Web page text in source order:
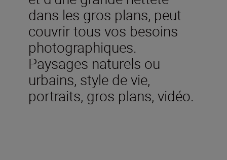
dans les gros plans, peut
couvrir tous vos besoins
photographiques.
Paysages naturels ou
urbains, style de vie,
portraits, gros plans, vidéo.